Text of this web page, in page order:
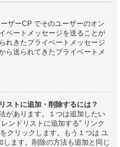
ザーCP でそのユーザーのオン
ベートメッセージを送ることが
れきたプライベートメッセージ
ら送られてきたプライベートメ
ストに追加・削除するには？
があります。１つは追加したい
ンドリストに追加する” リンク
クリックします。もう１つは ユ
ます。削除の方法も追加と同じ